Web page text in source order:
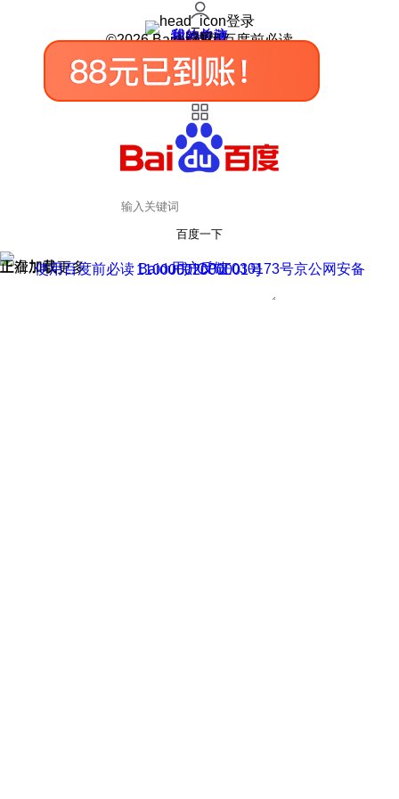
登录
我的关注
我的收藏
皮肤中心
用户反馈
设置
©2026 Baidu 使用百度前必读
百度一下
正在加载
上滑加载更多 用户反馈
使用百度前必读 Baidu 京ICP证030173号
京公网安备11000002000001号